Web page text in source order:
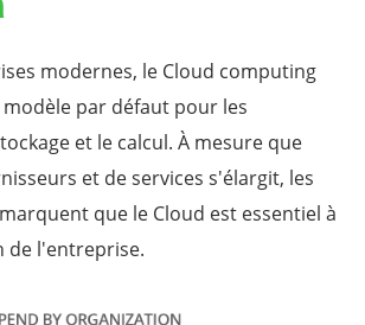
modernes, le Cloud computing
par défaut pour les
et le calcul. À mesure que
et de services s'élargit, les
que le Cloud est essentiel à
de l'entreprise.